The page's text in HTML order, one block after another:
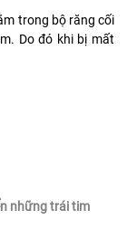
trong bộ răng cối
Do đó khi bị mất
những trái tim